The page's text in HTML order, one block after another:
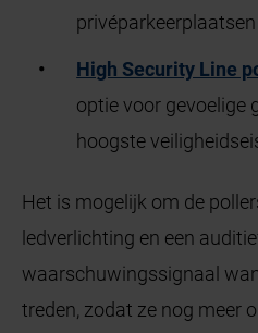
High Security Line
optie voor gevoelige
hoogste
Het is mogelijk om de
ledverlichting en een
waarschuwingssignaal
treden, zodat ze nog meer